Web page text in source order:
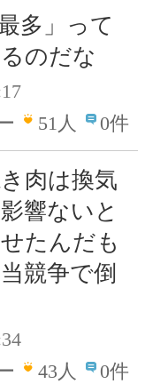
多」って
のだな
51人 0件
肉は換気
響ないと
たんだも
競争で倒
43人 0件